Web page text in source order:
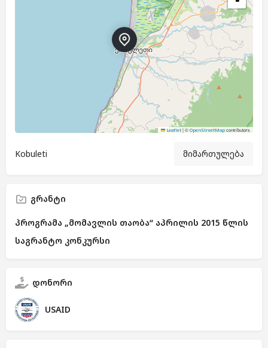
Leaflet |© OpenStreetMap contributors
Kobuleti მიმართულება
გრანტი
პროგრამა „მომავლის თაობა“ აპრილის 2015 წლის
საგრანტო კონკურსი
დონორი
USAID